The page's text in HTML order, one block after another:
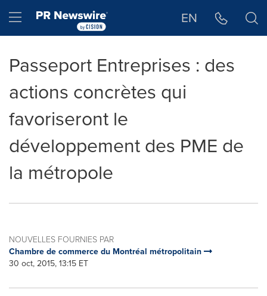
Hamburger menu EN
Passeport Entreprises : des
actions concrètes qui
favoriseront le
développement des PME de
la métropole
NOUVELLES FOURNIES PAR
Chambre de commerce du Montréal métropolitain
30 oct, 2015, 13:15 ET